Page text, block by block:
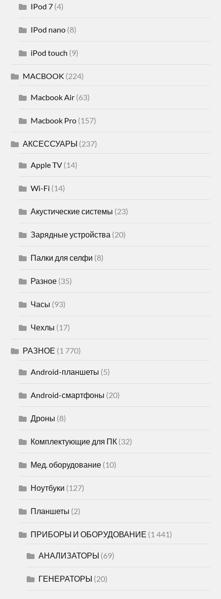
IPod 7 (4)
IPod nano (8)
iPod touch (9)
MACBOOK (224)
Macbook Air (63)
Macbook Pro (157)
АКСЕССУАРЫ (237)
Apple TV (14)
Wi-Fi (14)
Акустические системы (23)
Зарядные устройства (20)
Палки для селфи (8)
Разное (35)
Часы (93)
Чехлы (17)
РАЗНОЕ (1 770)
Android-планшеты (5)
Android-смартфоны (20)
Дроны (8)
Комплектующие для ПК (32)
Мед. оборудование (10)
Ноутбуки (127)
Планшеты (2)
ПРИБОРЫ И ОБОРУДОВАНИЕ (1 441)
АНАЛИЗАТОРЫ (69)
ГЕНЕРАТОРЫ (20)